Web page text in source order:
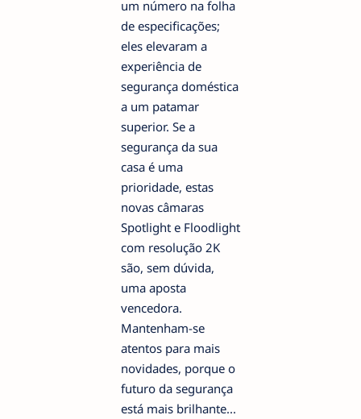
um número na folha
de especificações;
eles elevaram a
experiência de
segurança doméstica
a um patamar
superior. Se a
segurança da sua
casa é uma
prioridade, estas
novas câmaras
Spotlight e Floodlight
com resolução 2K
são, sem dúvida,
uma aposta
vencedora.
Mantenham-se
atentos para mais
novidades, porque o
futuro da segurança
está mais brilhante...